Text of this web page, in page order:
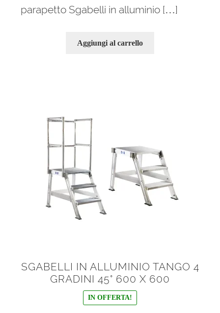
parapetto Sgabelli in alluminio […]
Aggiungi al carrello
SGABELLI IN ALLUMINIO TANGO 4
GRADINI 45° 600 X 600
IN OFFERTA!